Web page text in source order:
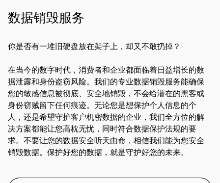
数据销毁服务
你是否有一堆旧硬盘放在架子上，却又不敢扔掉？
在当今的数字时代，消费者和企业都面临着日益增长的数
据泄露和身份盗窃风险。我们的专业数据销毁服务能确保
您的敏感信息被彻底、安全地销毁，不会给潜在的黑客或
身份窃贼留下任何痕迹。无论您是想保护个人信息的个
人，还是希望守护客户机密数据的企业，我们全方位的解
决方案都能让您高枕无忧，同时符合数据保护法规的要
求。不要让您的数据安全听天由命，相信我们能为您安全
销毁数据。保护好您的数据，就是守护好您的未来。